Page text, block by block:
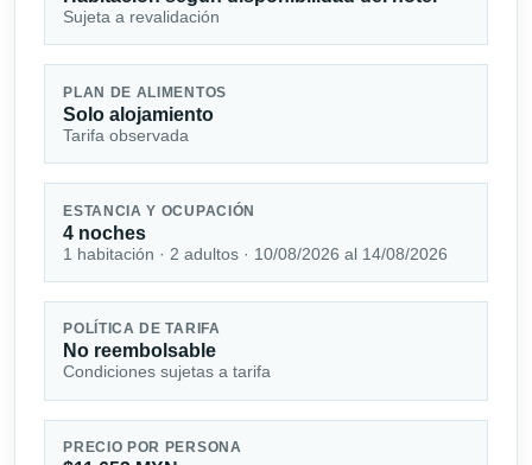
Sujeta a revalidación
PLAN DE ALIMENTOS
Solo alojamiento
Tarifa observada
ESTANCIA Y OCUPACIÓN
4 noches
1 habitación · 2 adultos · 10/08/2026 al 14/08/2026
POLÍTICA DE TARIFA
No reembolsable
Condiciones sujetas a tarifa
PRECIO POR PERSONA